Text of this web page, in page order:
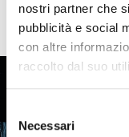
nostri partner che
pubblicità e social
con altre
raccolto dal suo
delNecessari